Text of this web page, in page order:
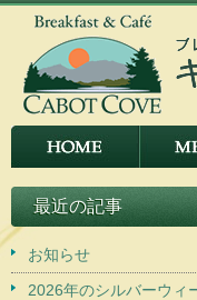
最近の記事
お知らせ
2026年のシルバーウィ